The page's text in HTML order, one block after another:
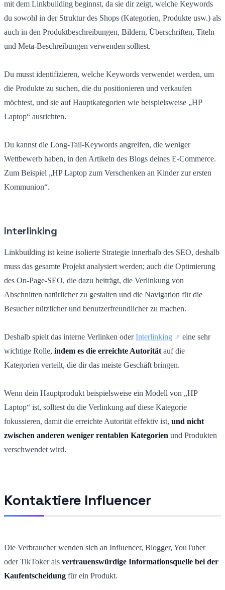
mit dem Linkbuilding beginnst, da sie dir zeigt, welche Keywords
du sowohl in der Struktur des Shops (Kategorien, Produkte usw.) als
auch in den Produktbeschreibungen, Bildern, Überschriften, Titeln
und Meta-Beschreibungen verwenden solltest.
Du musst identifizieren, welche Keywords verwendet werden, um
die Produkte zu suchen, die du positionieren und verkaufen
möchtest, und sie auf Hauptkategorien wie beispielsweise „HP
Laptop“ ausrichten.
Du kannst die Long-Tail-Keywords angreifen, die weniger
Wettbewerb haben, in den Artikeln des Blogs deines E-Commerce.
Zum Beispiel „HP Laptop zum Verschenken an Kinder zur ersten
Kommunion“.
Interlinking
Linkbuilding ist keine isolierte Strategie innerhalb des SEO, deshalb
muss das gesamte Projekt analysiert werden; auch die Optimierung
des On-Page-SEO, die dazu beiträgt, die Verlinkung von
Abschnitten natürlicher zu gestalten und die Navigation für die
Besucher nützlicher und benutzerfreundlicher zu machen.
Deshalb spielt das interne Verlinken oderInterlinking
eine sehr
wichtige Rolle, indem es die erreichte Autorität auf die
Kategorien verteilt, die dir das meiste Geschäft bringen.
Wenn dein Hauptprodukt beispielsweise ein Modell von „HP
Laptop“ ist, solltest du die Verlinkung auf diese Kategorie
fokussieren, damit die erreichte Autorität effektiv ist, und nicht
zwischen anderen weniger rentablen Kategorien und Produkten
verschwendet wird.
Kontaktiere Influencer
Die Verbraucher wenden sich an Influencer, Blogger, YouTuber
oder TikToker als vertrauenswürdige Informationsquelle bei der
Kaufentscheidung für ein Produkt.